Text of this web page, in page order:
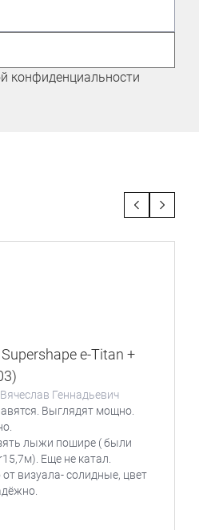
ПО ГОРНЫМ ЛЫЖАМ
конфиденциальности
e-Titan +
Геннадьевич
Выглядят мощно.
Еще не катал.
визуала- солидные, цвет